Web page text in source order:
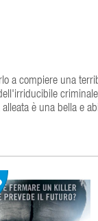
a compiere una
è una bella e